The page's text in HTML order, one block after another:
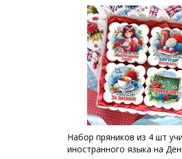
Набор пряников из 4 шт
иностранного языка на